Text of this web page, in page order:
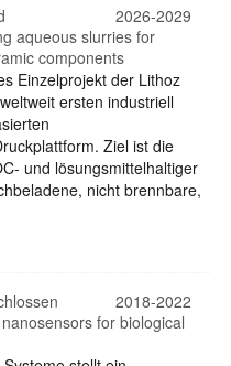
2026-2029
aqueous slurries for
components
Einzelprojekt der Lithoz
ersten industriell
Ziel ist die
und lösungsmittelhaltiger
nicht brennbare,
2018-2022
for biological